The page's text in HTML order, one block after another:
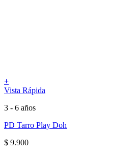
+
Vista Rápida
3 - 6 años
PD Tarro Play Doh
$ 9.900